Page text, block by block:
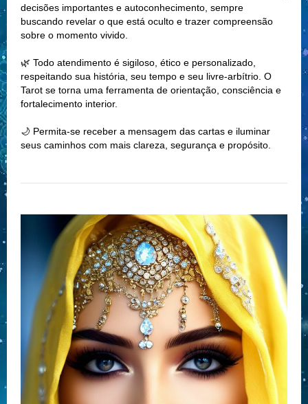
decisões importantes e autoconhecimento, sempre
buscando revelar o que está oculto e trazer compreensão
sobre o momento vivido.
🌿 Todo atendimento é sigiloso, ético e personalizado,
respeitando sua história, seu tempo e seu livre-arbítrio. O
Tarot se torna uma ferramenta de orientação, consciência e
fortalecimento interior.
🌙 Permita-se receber a mensagem das cartas e iluminar
seus caminhos com mais clareza, segurança e propósito.